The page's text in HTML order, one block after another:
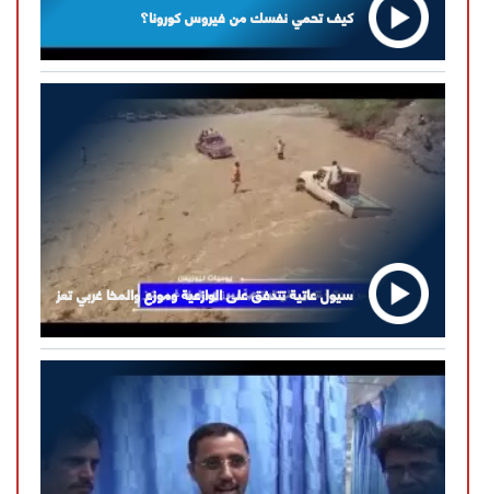
كيف تحمي نفسك من فيروس كورونا؟
سيول عاتية تتدفق على الوازعية وموزع والمخا غربي تعز